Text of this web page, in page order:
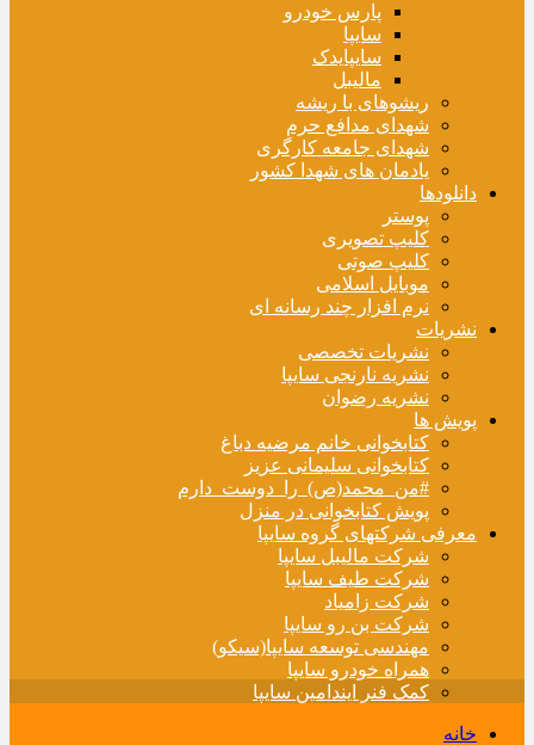
پارس خودرو
سایپا
سایپایدک
مالیبل
ریشوهای با ریشه
شهدای مدافع حرم
شهدای جامعه کارگری
یادمان های شهدا کشور
دانلودها
پوستر
کلیپ تصویری
کلیپ صوتی
موبایل اسلامی
نرم افزار چند رسانه ای
نشریات
نشریات تخصصی
نشریه نارنجی سایپا
نشریه رضوان
پویش ها
کتابخوانی خانم مرضیه دباغ
کتابخوانی سلیمانی عزیز
#من_محمد(ص)_را_دوست_دارم
پویش کتابخوانی در منزل
معرفی شرکتهای گروه سایپا
شرکت مالیبل سایپا
شرکت طیف سایپا
شرکت زامیاد
شرکت بن رو سایپا
مهندسی توسعه سایپا(سیکو)
همراه خودرو سایپا
کمک فنر ایندامین سایپا
خانه